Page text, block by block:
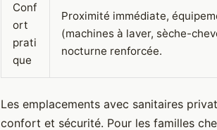
Conf
ort
prati
que
Proximité immédiate,
(machines à laver, sèche-
nocturne renforcée.
Les emplacements avec sanitaires
confort et sécurité. Pour les familles